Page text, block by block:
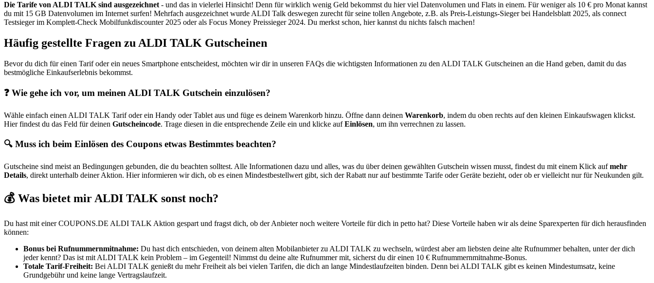
Die Tarife von ALDI TALK sind ausgezeichnet- und das in vielerlei Hinsicht! Denn für wirklich wenig Geld bekommst du hier viel Datenvolumen und Flats in einem. Für weniger als 10 € pro Monat kannst
du mit 15 GB Datenvolumen im Internet surfen! Mehrfach ausgezeichnet wurde ALDI Talk deswegen zurecht für seine tollen Angebote, z.B. als Preis-Leistungs-Sieger bei Handelsblatt 2025, als connect
Testsieger im Komplett-Check Mobilfunkdiscounter 2025 oder als Focus Money Preissieger 2024. Du merkst schon, hier kannst du nichts falsch machen!
Häufig gestellte Fragen zu ALDI TALK Gutscheinen
Bevor du dich für einen Tarif oder ein neues Smartphone entscheidest, möchten wir dir in unseren FAQs die wichtigsten Informationen zu den ALDI TALK Gutscheinen an die Hand geben, damit du das
bestmögliche Einkaufserlebnis bekommst.
❓ Wie gehe ich vor, um meinen ALDI TALK Gutschein einzulösen?
Wähle einfach einen ALDI TALK Tarif oder ein Handy oder Tablet aus und füge es deinem Warenkorb hinzu. Öffne dann deinen Warenkorb, indem du oben rechts auf den kleinen Einkaufswagen klickst.
Hier findest du das Feld für deinen Gutscheincode. Trage diesen in die entsprechende Zeile ein und klicke aufEinlösen, um ihn verrechnen zu lassen.
🔍 Muss ich beim Einlösen des Coupons etwas Bestimmtes beachten?
Gutscheine sind meist an Bedingungen gebunden, die du beachten solltest. Alle Informationen dazu und alles, was du über deinen gewählten Gutschein wissen musst, findest du mit einem Klick aufmehr
Details, direkt unterhalb deiner Aktion. Hier informieren wir dich, ob es einen Mindestbestellwert gibt, sich der Rabatt nur auf bestimmte Tarife oder Geräte bezieht, oder ob er vielleicht nur für Neukunden gilt.
💰 Was bietet mir ALDI TALK sonst noch?
Du hast mit einerCOUPONS.DE ALDI TALK Aktion gespart und fragst dich, ob der Anbieter noch weitere Vorteile für dich in petto hat? Diese Vorteile haben wir als deine Sparexperten für dich herausfinden
können:
Bonus bei Rufnummernmitnahme: Du hast dich entschieden, von deinem alten Mobilanbieter zu ALDI TALK zu wechseln, würdest aber am liebsten deine alte Rufnummer behalten, unter der dich
jeder kennt? Das ist mit ALDI TALK kein Problem – im Gegenteil! Nimmst du deine alte Rufnummer mit, sicherst du dir einen 10 € Rufnummernmitnahme-Bonus.
Totale Tarif-Freiheit: Bei ALDI TALK genießt du mehr Freiheit als bei vielen Tarifen, die dich an lange Mindestlaufzeiten binden. Denn bei ALDI TALK gibt es keinen Mindestumsatz, keine
Grundgebühr und keine lange Vertragslaufzeit.